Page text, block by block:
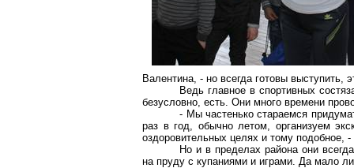
Валентина, - но всегда готовы выступить,
Ведь главное в спортивных
безусловно, есть. Они много времени
- Мы частенько стараемся
раз в год, обычно летом, организуем
оздоровительных целях и тому подобное,
Но и в пределах района они
на пруду с купаниями и играми. Да мало